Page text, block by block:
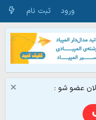
ورود ثبت نام
عضو شو :